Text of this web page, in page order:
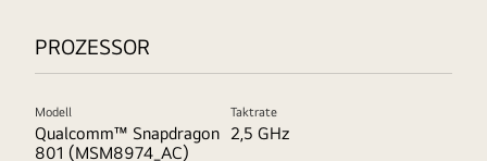
PROZESSOR
Modell
Qualcomm™ Snapdragon
801 (MSM8974_AC)
Taktrate
2,5 GHz